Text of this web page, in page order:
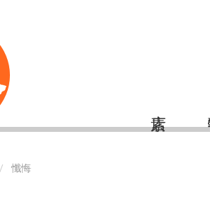
懺悔